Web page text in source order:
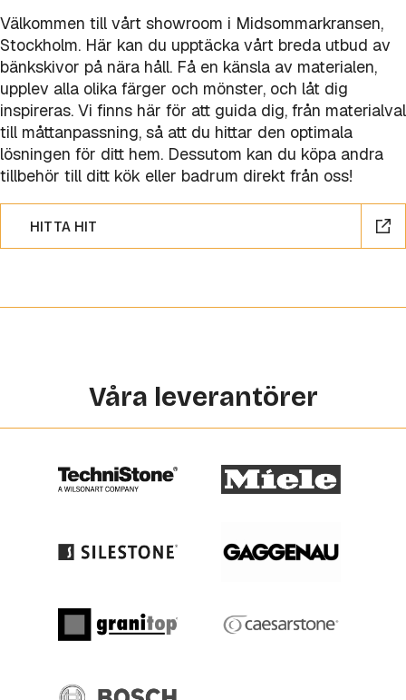
Välkommen till vårt showroom i Midsommarkransen,
Stockholm. Här kan du upptäcka vårt breda utbud av
bänkskivor på nära håll. Få en känsla av materialen,
upplev alla olika färger och mönster, och låt dig
inspireras. Vi finns här för att guida dig, från materialval
till måttanpassning, så att du hittar den optimala
lösningen för ditt hem. Dessutom kan du köpa andra
tillbehör till ditt kök eller badrum direkt från oss!
HITTA HIT
Våra leverantörer